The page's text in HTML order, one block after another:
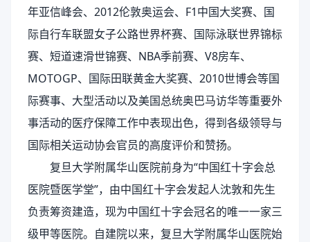
年亚信峰会、2012伦敦奥运会、F1中国大奖赛、国
际自行车联盟女子公路世界杯赛、国际泳联世界锦标
赛、短道速滑世锦赛、NBA季前赛、V8房车、
MOTOGP、国际田联黄金大奖赛、2010世博会等国
际赛事、大型活动以及美国总统奥巴马访华等重要外
事活动的医疗保障工作中表现出色，得到各级领导与
国际相关运动协会官员的高度评价和赞扬。
复旦大学附属华山医院前身为“中国红十字会总
医院暨医学堂”，由中国红十字会发起人沈敦和先生
负责筹资建造，现为中国红十字会冠名的唯一一家三
级甲等医院。自建院以来，复旦大学附属华山医院始